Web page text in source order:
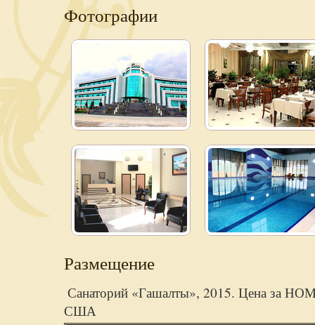
Фотографии
Размещение
Санаторий «Гашалты», 2015. Цена за
США